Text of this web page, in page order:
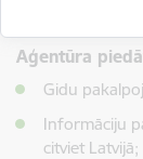
Aģentūra
Gidu
Informāciju
citviet Latvijā;